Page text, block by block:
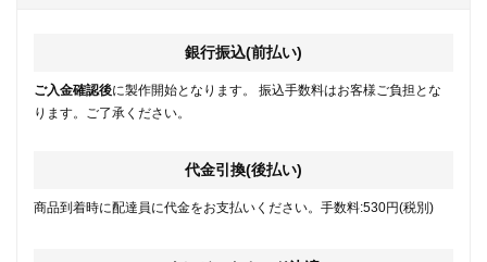
銀行振込(前払い)
ご入金確認後に製作開始となります。 振込手数料はお客様ご負担とな
ります。ご了承ください。
代金引換(後払い)
商品到着時に配達員に代金をお支払いください。手数料:530円(税別)